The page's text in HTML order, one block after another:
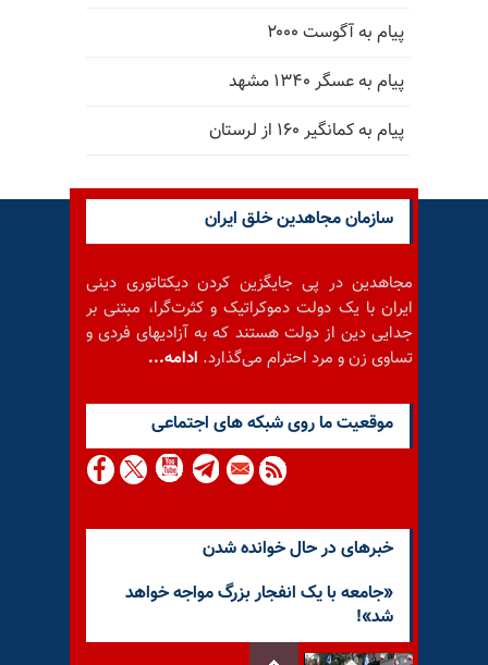
پیام به آگوست ۲۰۰۰
پیام به عسگر ۱۳۴۰ مشهد
پیام به کمانگیر ۱۶۰ از لرستان
سازمان مجاهدین خلق ایران
مجاهدین در پی جایگزین کردن دیکتاتوری دینی
ایران با یک دولت دموکراتیک و کثرت‌گرا، مبتنی بر
جدایی دین از دولت هستند که به آزادیهای فردی و
تساوی زن و مرد احترام می‌گذارد. ادامه...
موقعيت ما روى شبكه هاى اجتماعى
خبرهای در حال خوانده شدن
«جامعه با یک انفجار بزرگ مواجه خواهد
شد»!